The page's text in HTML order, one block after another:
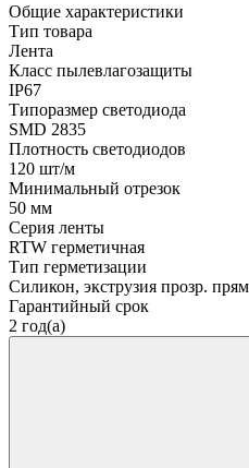
Общие характеристики
Тип товара
Лента
Класс пылевлагозащиты
IP67
Типоразмер светодиода
SMD 2835
Плотность светодиодов
120 шт/м
Минимальный отрезок
50 мм
Серия ленты
RTW герметичная
Тип герметизации
Силикон, экструзия прозр.
Гарантийный срок
2 год(а)